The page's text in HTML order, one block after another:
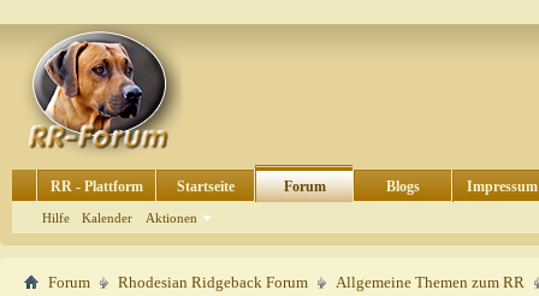
RR - Plattform Startseite Forum
Hilfe Kalender Aktionen
Blogs Impressum
Forum Rhodesian Ridgeback Forum Allgemeine Themen zum RR